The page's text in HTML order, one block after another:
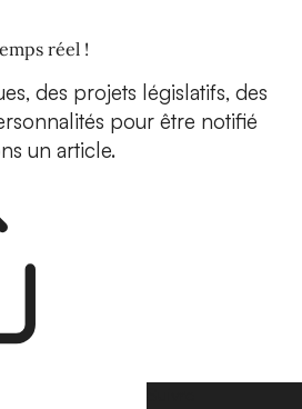
réel !
des projets législatifs, des
pour être notifié
un article.